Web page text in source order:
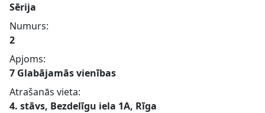
Sērija
Numurs:
2
Apjoms:
7 Glabājamās vienības
Atrašanās vieta:
4. stāvs, Bezdelīgu iela 1A, Rīga